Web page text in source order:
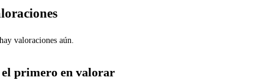
valoraciones aún.
el primero en valorar